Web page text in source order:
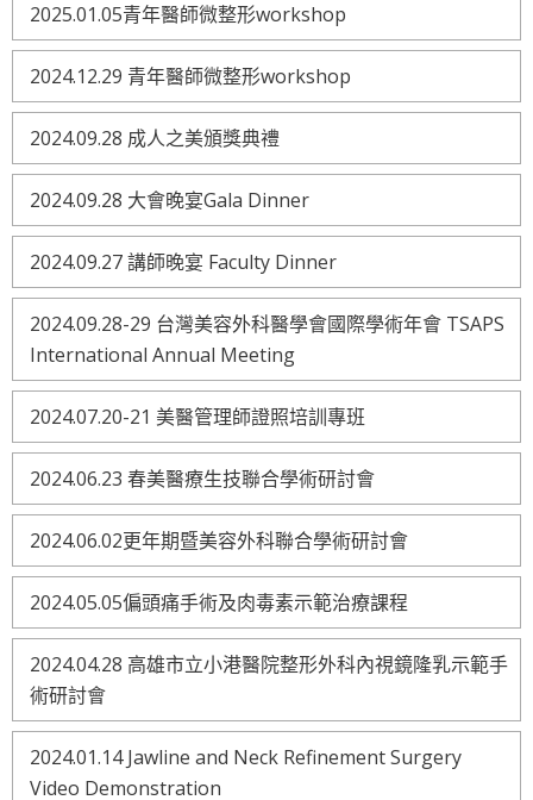
2025.01.05青年醫師微整形workshop
2024.12.29 青年醫師微整形workshop
2024.09.28 成人之美頒獎典禮
2024.09.28 大會晚宴Gala Dinner
2024.09.27 講師晚宴 Faculty Dinner
2024.09.28-29 台灣美容外科醫學會國際學術年會 TSAPS
International Annual Meeting
2024.07.20-21 美醫管理師證照培訓專班
2024.06.23 春美醫療生技聯合學術研討會
2024.06.02更年期暨美容外科聯合學術研討會
2024.05.05偏頭痛手術及肉毒素示範治療課程
2024.04.28 高雄市立小港醫院整形外科內視鏡隆乳示範手
術研討會
2024.01.14 Jawline and Neck Refinement Surgery
Video Demonstration